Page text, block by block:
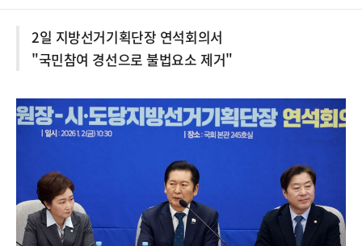
2일 지방선거기획단장 연석회의서
"국민참여 경선으로 불법요소 제거"